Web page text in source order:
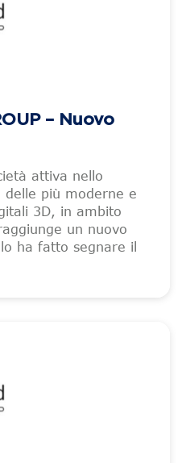
– Nuovo
attiva nello
delle più moderne e
3D, in ambito
un nuovo
ha fatto segnare il